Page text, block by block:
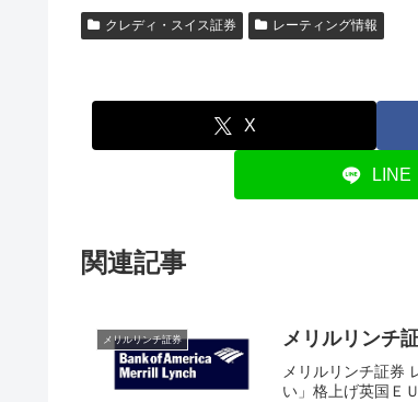
クレディ・スイス証券 レーティング情報
X
LINE
関連記事
メリルリンチ証券 メリルリンチ
メリルリンチ証券
い」格上げ英国Ｅ